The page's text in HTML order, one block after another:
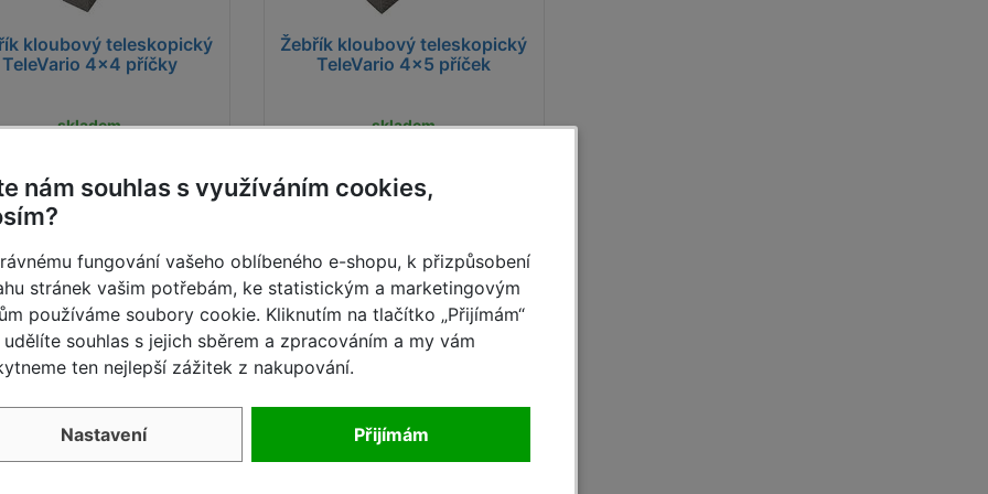
k žebříkům
zatížení 150 kg
výška do cca mA 3,00 3,00
výška do cca mA2 3,35 3,90
výška do cca mA4 5,00
příl. žebříku cca mC2 4,20 5,35
kloubový teleskopický
TeleVario 4x4 příčky
skladem
Žebřík kloubový teleskopický
TeleVario 4x5 příček
skladem
nám souhlas s využíváním cookies,
fungování vašeho oblíbeného e-shopu, k přizpůsobení
stránek vašim potřebám, ke statistickým a marketingovým
používáme soubory cookie. Kliknutím na tlačítko „Přijímám“
udělíte souhlas s jejich sběrem a zpracováním a my vám
ten nejlepší zážitek z nakupování.
Nastavení Přijímám